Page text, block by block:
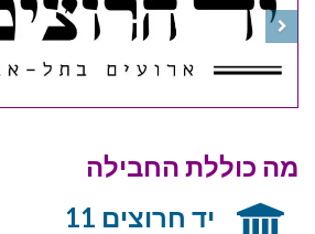
מה כוללת החבילה
יד חרוצים 11